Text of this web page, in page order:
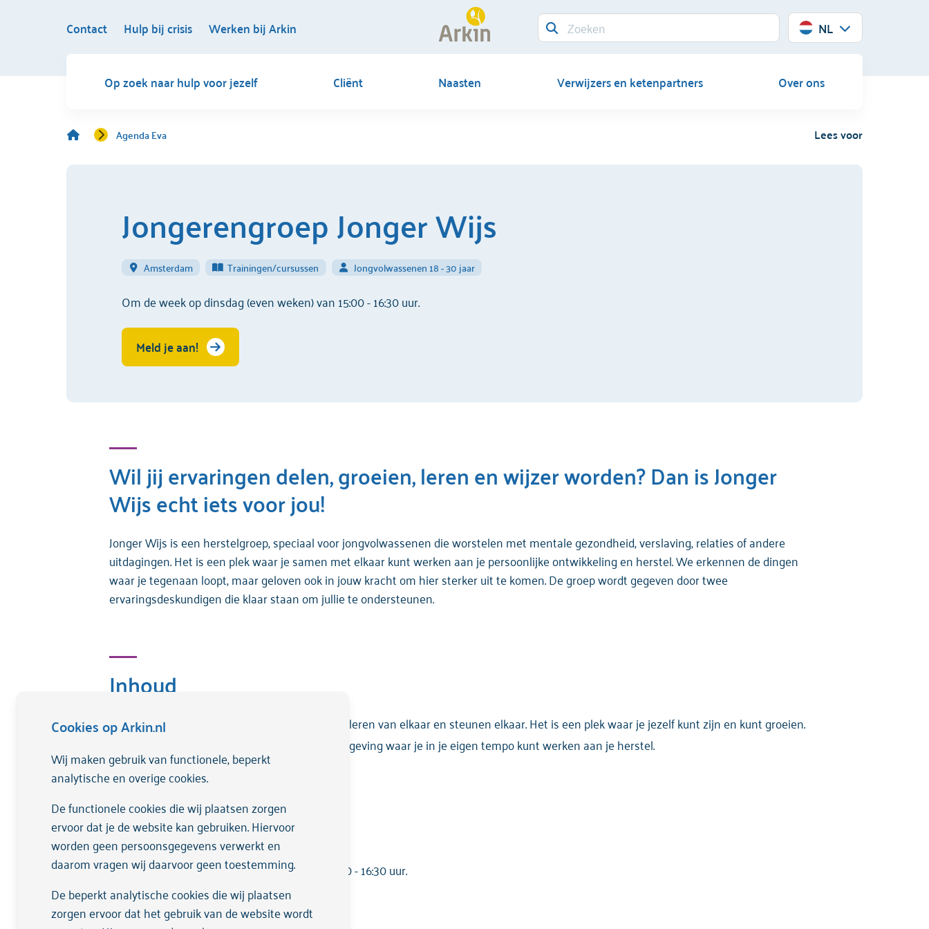
Contact Hulp bij crisis Werken bij Arkin NL
Op zoek naar hulp voor jezelf Cliënt Naasten Verwijzers en ketenpartners Over ons
Jongerengroep Jonger Wijs
Amsterdam Trainingen/cursussen Jongvolwassenen 18 - 30 jaar
Om de week op dinsdag (even weken) van 15:00 - 16:30 uur.
Meld je aan!
Agenda Eva Lees voor
Wil jij ervaringen delen, groeien, leren en wijzer worden? Dan is Jonger
Wijs echt iets voor jou!
Jonger Wijs is een herstelgroep, speciaal voor jongvolwassenen die worstelen met mentale gezondheid, verslaving, relaties of andere
uitdagingen. Het is een plek waar je samen met elkaar kunt werken aan je persoonlijke ontwikkeling en herstel. We erkennen de dingen
waar je tegenaan loopt, maar geloven ook in jouw kracht om hier sterker uit te komen. De groep wordt gegeven door twee
ervaringsdeskundigen die klaar staan om jullie te ondersteunen.
Inhoud
In de groep delen we onze ervaringen. We leren van elkaar en steunen elkaar. Het is een plek waar je jezelf kunt zijn en kunt groeien.
We bieden een veilige, niet oordelende omgeving waar je in je eigen tempo kunt werken aan je herstel.
Wanneer?
Om de week op dinsdag (even weken) van 15:00 - 16:30 uur.
Cookies op Arkin.nl
Wij maken gebruik van functionele, beperkt
analytische en overige cookies.
De functionele cookies die wij plaatsen zorgen
ervoor dat je de website kan gebruiken. Hiervoor
worden geen persoonsgegevens verwerkt en
daarom vragen wij daarvoor geen toestemming.
De beperkt analytische cookies die wij plaatsen
zorgen ervoor dat het gebruik van de website wordt